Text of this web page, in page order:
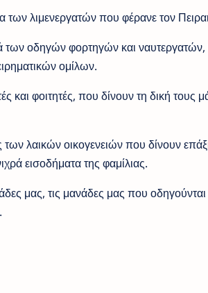
των λιμενεργατών που φέρανε τον
των οδηγών φορτηγών και
ομίλων.
και φοιτητές, που δίνουν τη δική τους
των λαικών οικογενειών που δίνουν
εισοδήματα της φαμίλιας.
μας, τις μανάδες μας που